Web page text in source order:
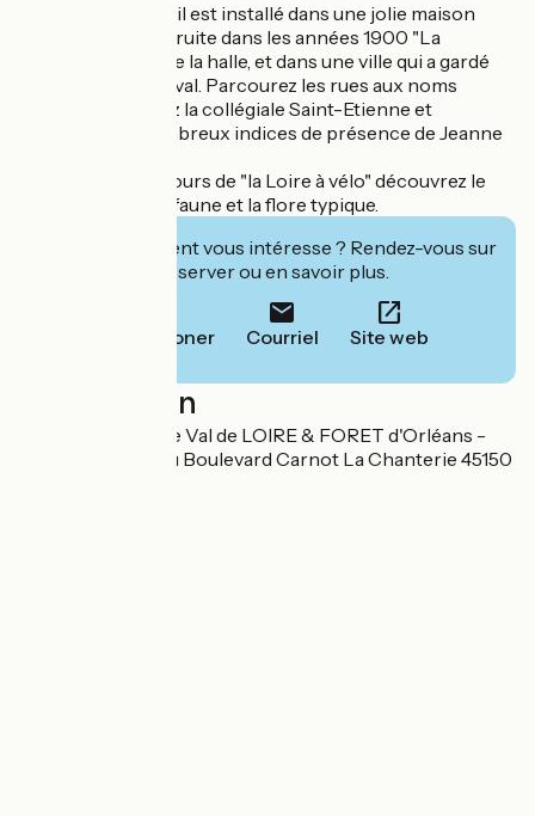
Le bureau d'accueil est installé dans une jolie maison
bourgeoise construite dans les années 1900 "La
Chanterie", près de la halle, et dans une ville qui a gardé
son cachet médiéval. Parcourez les rues aux noms
évocateurs, visitez la collégiale Saint-Etienne et
retrouvez les nombreux indices de présence de Jeanne
Située sur le parcours de "la Loire à vélo" découvrez le
fleuve ainsi que la faune et la flore typique.
Cet établissement vous intéresse ? Rendez-vous sur
leur site pour réserver ou en savoir plus.
Téléphoner Courriel Site web
Localisation
Office de tourisme Val de LOIRE & FORET d'Orléans -
Bureau de Jargeau Boulevard Carnot La Chanterie 45150